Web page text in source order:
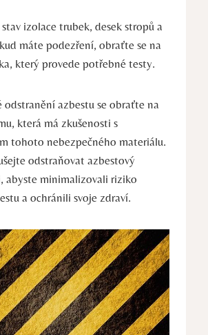
izolace trubek, desek stropů a
máte podezření, obraťte se na
který provede ⁤potřebné testy.
odstranění azbestu se obraťte ‌na
která ​má zkušenosti s
tohoto nebezpečného materiálu.
odstraňovat azbestový
abyste minimalizovali riziko
a ochránili svoje zdraví.